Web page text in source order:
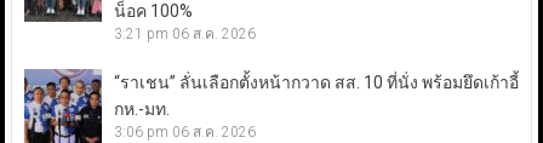
น็อค 100%
3:21 pm 06 ส.ค. 2026
“ราเชน” ลั่นเลือกตั้งหน้ากวาด สส. 10 ที่นั่ง พร้อมยึดเก้าอี้
กห.-มท.
3:06 pm 06 ส.ค. 2026